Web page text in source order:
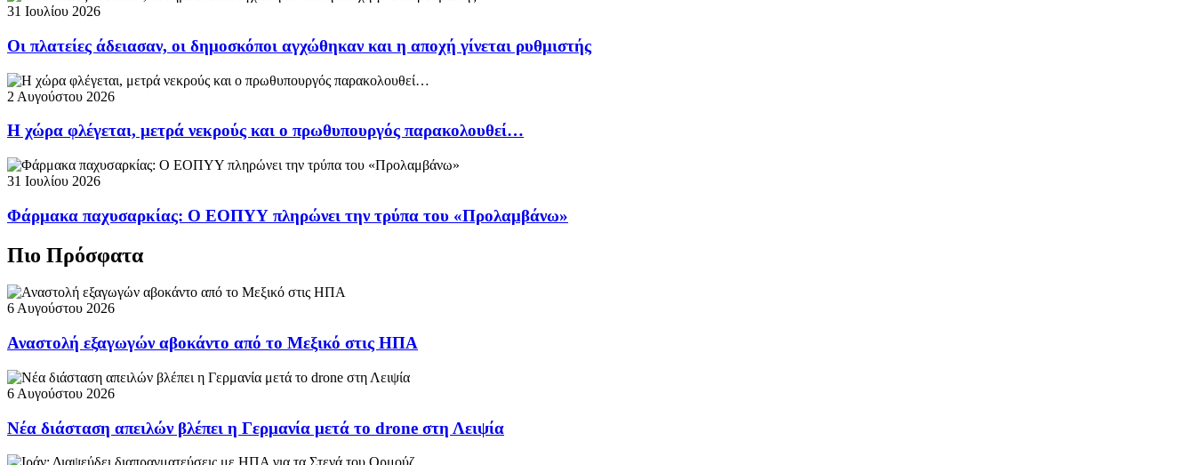
31 Ιουλίου 2026
Οι πλατείες άδειασαν, οι δημοσκόποι αγχώθηκαν και η αποχή γίνεται ρυθμιστής
2 Αυγούστου 2026
Η χώρα φλέγεται, μετρά νεκρούς και ο πρωθυπουργός παρακολουθεί…
31 Ιουλίου 2026
Φάρμακα παχυσαρκίας: Ο ΕΟΠΥΥ πληρώνει την τρύπα του «Προλαμβάνω»
Πιο Πρόσφατα
6 Αυγούστου 2026
Αναστολή εξαγωγών αβοκάντο από το Μεξικό στις ΗΠΑ
6 Αυγούστου 2026
Νέα διάσταση απειλών βλέπει η Γερμανία μετά το drone στη Λειψία